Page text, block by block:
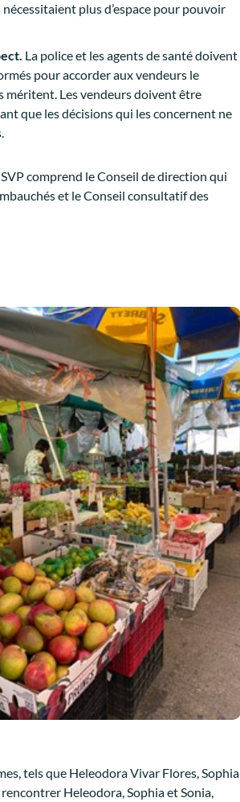
nécessitaient plus d’espace pour pouvoir
La police et les agents de santé doivent
pour accorder aux vendeurs le
méritent. Les vendeurs doivent être
que les décisions qui les concernent ne
comprend le Conseil de direction qui
et le Conseil consultatif des
tels que Heleodora Vivar Flores, Sophia
Heleodora, Sophia et Sonia,